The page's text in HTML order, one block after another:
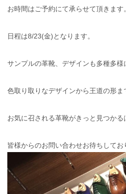
お時間はご予約にて承らせて頂きます。
日程は8/23(金)となります。
サンプルの革靴、デザインも多種多様
色取り取りなデザインから王道の形ま
お気に召される革靴がきっと見つかる
皆様からのお問い合わせお待ちしてお